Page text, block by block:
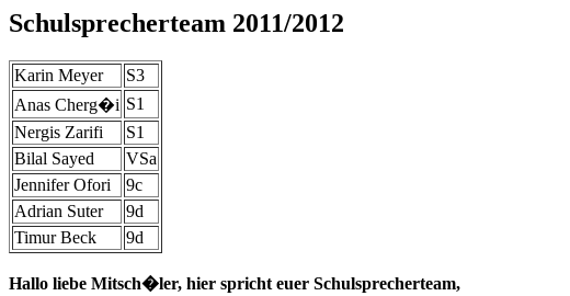
Schulsprecherteam 2011/2012
Karin Meyer
S3
Anas Cherg�i S1
Nergis Zarifi
S1
Bilal Sayed
VSa
Jennifer Ofori
9c
Adrian Suter
9d
Timur Beck
9d
Hallo liebe Mitsch�ler, hier spricht euer Schulsprecherteam,